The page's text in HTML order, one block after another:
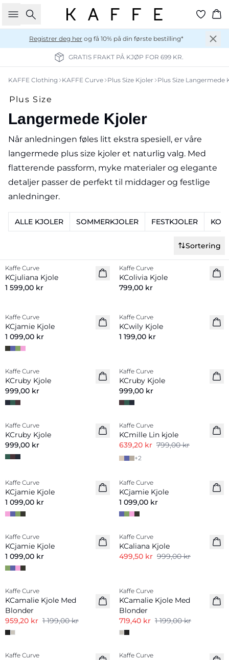
Søk
Registrer deg her og få 10% på din første bestilling*
GRATIS FRAKT PÅ KJØP FOR 699 KR.
KAFFE Clothing KAFFE Curve Plus Size Kjoler Plus Size Langermede
Langermede Kjoler
Plus Size
Når anledningen føles litt ekstra spesiell, er våre
langermede plus size kjoler et naturlig valg. Med
flatterende passform, myke materialer og elegante
detaljer passer de perfekt til middager og festlige
anledninger.
ALLE KJOLER SOMMERKJOLER FESTKJOLER
Sortering
Nyhet
Kaffe Curve
KCjuliana Kjole
1 599,00 kr
Nyhet
Kaffe Curve
KColivia Kjole
799,00 kr
Nyhet
Kaffe Curve
KCjamie Kjole
1 099,00 kr
Nyhet
Kaffe Curve
KCwily Kjole
1 199,00 kr
Nyhet
Kaffe Curve
KCruby Kjole
999,00 kr
Nyhet
Kaffe Curve
KCruby Kjole
999,00 kr
Nyhet
Kaffe Curve
KCruby Kjole
999,00 kr
Linmiks
-20%
Kaffe Curve
KCmille Lin kjole
639,20 kr 799,00 kr
+2
Kaffe Curve
KCjamie Kjole
1 099,00 kr
Kaffe Curve
KCjamie Kjole
1 099,00 kr
Kaffe Curve
KCjamie Kjole
1 099,00 kr
-50%
Kaffe Curve
KCaliana Kjole
499,50 kr 999,00 kr
-20%
Kaffe Curve
KCamalie Kjole Med
Blonder
959,20 kr 1 199,00 kr
Kaffe Curve
KCamalie Kjole Med
Blonder
719,40 kr 1 199,00 kr
-50%
Kaffe Curve Nyhet
Kaffe Curve